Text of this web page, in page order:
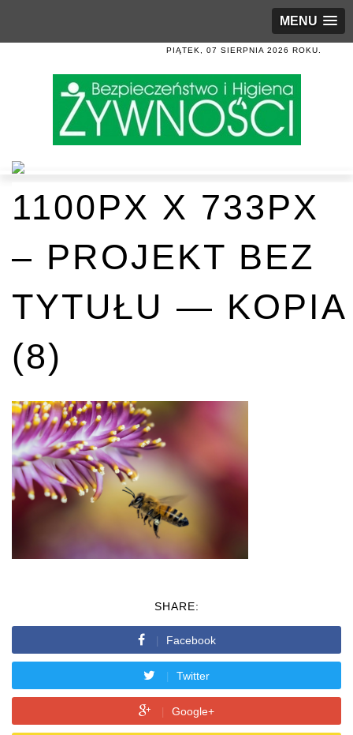
MENU
PIĄTEK, 07 SIERPNIA 2026 ROKU.
1100PX X 733PX
– PROJEKT BEZ
TYTUŁU — KOPIA
(8)
SHARE:
Facebook
Twitter
Google+